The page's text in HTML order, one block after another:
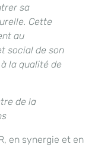
sa
Cette
au
social de son
la qualité de
de la
en synergie et en